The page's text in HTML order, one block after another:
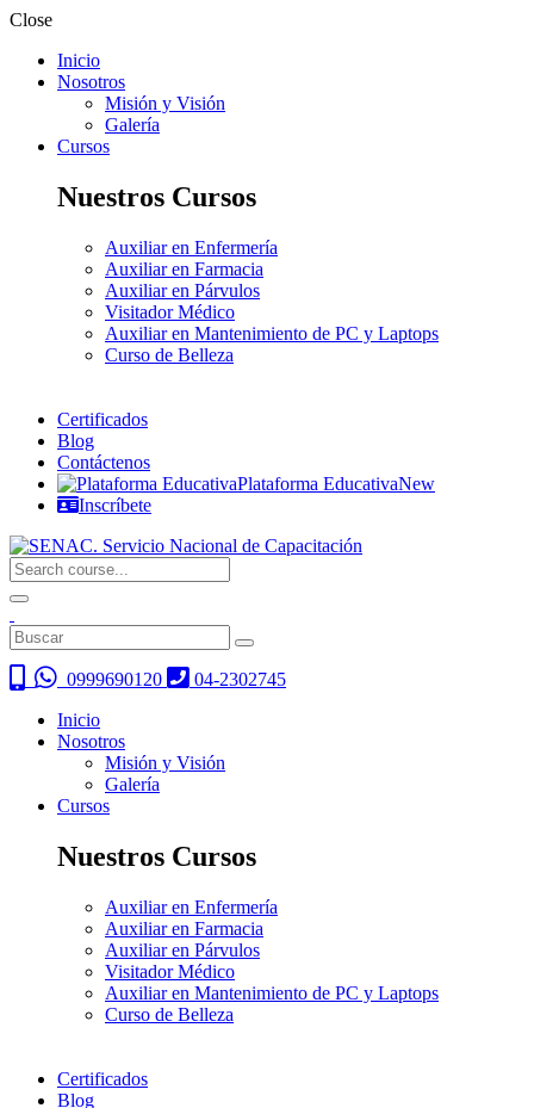
Close
Inicio
Nosotros
Misión y Visión
Galería
Cursos
Nuestros Cursos
Auxiliar en Enfermería
Auxiliar en Farmacia
Auxiliar en Párvulos
Visitador Médico
Auxiliar en Mantenimiento de PC y Laptops
Curso de Belleza
Certificados
Blog
Contáctenos
Plataforma EducativaNew
Inscríbete
0999690120
04-2302745
Inicio
Nosotros
Misión y Visión
Galería
Cursos
Nuestros Cursos
Auxiliar en Enfermería
Auxiliar en Farmacia
Auxiliar en Párvulos
Visitador Médico
Auxiliar en Mantenimiento de PC y Laptops
Curso de Belleza
Certificados
Blog